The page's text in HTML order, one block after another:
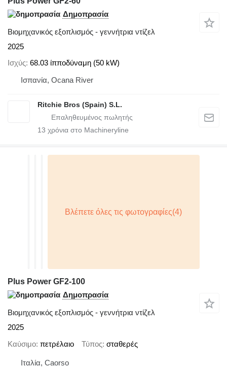
Δημοπρασία
Βιομηχανικός εξοπλισμός - γεννήτρια ντίζελ
2025
Ισχύς 68.03 ίπποδύναμη (50 kW)
Ισπανία, Ocana River
Ritchie Bros (Spain) S.L.
13 χρόνια στο Machineryline
Plus Power GF2-100
Δημοπρασία
Βιομηχανικός εξοπλισμός - γεννήτρια ντίζελ
2025
Καύσιμο πετρέλαιο Τύπος σταθερές
Ιταλία, Caorso